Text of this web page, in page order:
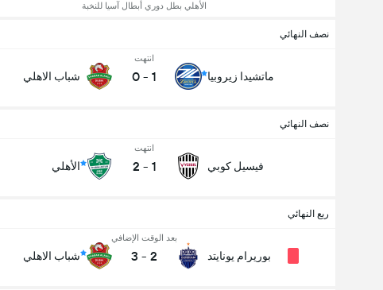
الأهلي بطل دوري أبطال آسيا للنخبة
نصف النهائي
ماتشيدا زيروبيا
انتهت
1
-
0 شباب الاهلي
نصف النهائي
فيسيل كوبي
انتهت
1
-
2 الأهلي
ربع النهائي
بوريرام يونايتد
بعد الوقت الإضافي
2
-
3 شباب الاهلي